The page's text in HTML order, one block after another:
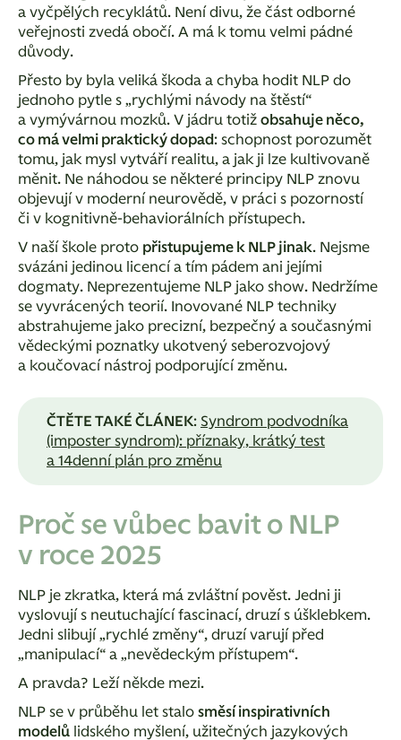
a vyčpělých recyklátů. Není divu, že část odborné
veřejnosti zvedá obočí. A má k tomu velmi pádné
důvody.
Přesto by byla veliká škoda a chyba hodit NLP do
jednoho pytle s „rychlými návody na štěstí“
a vymývárnou mozků. V jádru totiž obsahuje něco,
co má velmi praktický dopad: schopnost porozumět
tomu, jak mysl vytváří realitu, a jak ji lze kultivovaně
měnit. Ne náhodou se některé principy NLP znovu
objevují v moderní neurovědě, v práci s pozorností
či v kognitivně-behaviorálních přístupech.
V naší škole proto přistupujeme k NLP jinak. Nejsme
svázáni jedinou licencí a tím pádem ani jejími
dogmaty. Neprezentujeme NLP jako show. Nedržíme
se vyvrácených teorií. Inovované NLP techniky
abstrahujeme jako precizní, bezpečný a současnými
vědeckými poznatky ukotvený seberozvojový
a koučovací nástroj podporující změnu.
ČTĚTE TAKÉ ČLÁNEK: Syndrom podvodníka
(imposter syndrom): příznaky, krátký test
a 14denní plán pro změnu
Proč se vůbec bavit o NLP
v roce 2025
NLP je zkratka, která má zvláštní pověst. Jedni ji
vyslovují s neutuchající fascinací, druzí s úšklebkem.
Jedni slibují „rychlé změny“, druzí varují před
„manipulací“ a „nevědeckým přístupem“.
A pravda? Leží někde mezi.
NLP se v průběhu let stalo směsí inspirativních
modelů lidského myšlení, užitečných jazykových